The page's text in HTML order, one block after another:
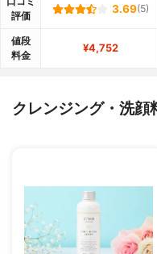
評価
3.69(5)
値段
料金
¥4,752
クレンジング・洗顔